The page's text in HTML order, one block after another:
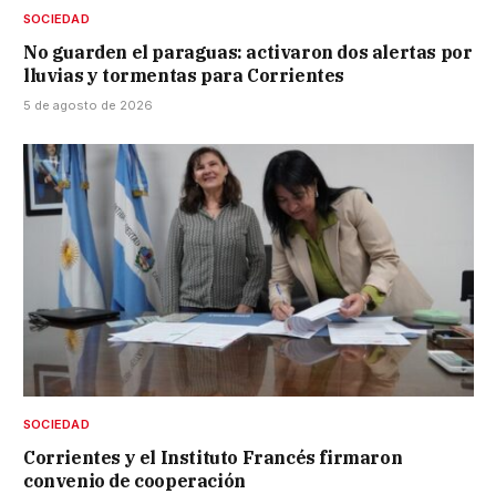
SOCIEDAD
No guarden el paraguas: activaron dos alertas por
lluvias y tormentas para Corrientes
5 de agosto de 2026
SOCIEDAD
Corrientes y el Instituto Francés firmaron
convenio de cooperación